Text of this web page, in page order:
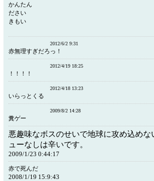
かんたん
ださい
きもい
2012/6/2 9:31
赤無理すぎだろっ！
2012/4/19 18:25
！！！！
2012/4/18 13:23
いらっとくる
2009/8/2 14:28
糞ゲー
悪趣味なボスのせいで地球に攻め込め
ューなしは辛いです。
2009/1/23 0:44:17
赤で死んだ
2008/1/19 15:9:43